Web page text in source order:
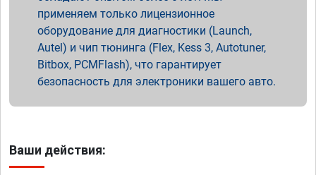
применяем только лицензионное
оборудование для диагностики (Launch,
Autel) и чип тюнинга (Flex, Kess 3, Autotuner,
Bitbox, PCMFlash), что гарантирует
безопасность для электроники вашего авто.
Ваши действия: